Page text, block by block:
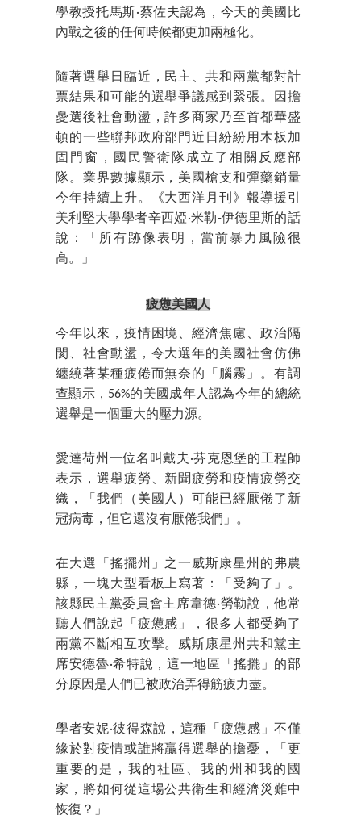
學教授托馬斯·蔡佐夫認為，今天的美國比
內戰之後的任何時候都更加兩極化。
隨著選舉日臨近，民主、共和兩黨都對計
票結果和可能的選舉爭議感到緊張。因擔
憂選後社會動盪，許多商家乃至首都華盛
頓的一些聯邦政府部門近日紛紛用木板加
固門窗，國民警衛隊成立了相關反應部
隊。業界數據顯示，美國槍支和彈藥銷量
今年持續上升。《大西洋月刊》報導援引
美利堅大學學者辛西婭·米勒-伊德里斯的話
說：「所有跡像表明，當前暴力風險很
高。」
疲憊美國人
今年以來，疫情困境、經濟焦慮、政治隔
閡、社會動盪，令大選年的美國社會仿佛
纏繞著某種疲倦而無奈的「腦霧」。有調
查顯示，56%的美國成年人認為今年的總統
選舉是一個重大的壓力源。
愛達荷州一位名叫戴夫·芬克恩堡的工程師
表示，選舉疲勞、新聞疲勞和疫情疲勞交
織，「我們（美國人）可能已經厭倦了新
冠病毒，但它還沒有厭倦我們」。
在大選「搖擺州」之一威斯康星州的弗農
縣，一塊大型看板上寫著：「受夠了」。
該縣民主黨委員會主席韋德·勞勒說，他常
聽人們說起「疲憊感」，很多人都受夠了
兩黨不斷相互攻擊。威斯康星州共和黨主
席安德魯·希特說，這一地區「搖擺」的部
分原因是人們已被政治弄得筋疲力盡。
學者安妮·彼得森說，這種「疲憊感」不僅
緣於對疫情或誰將贏得選舉的擔憂，「更
重要的是，我的社區、我的州和我的國
家，將如何從這場公共衛生和經濟災難中
恢復？」